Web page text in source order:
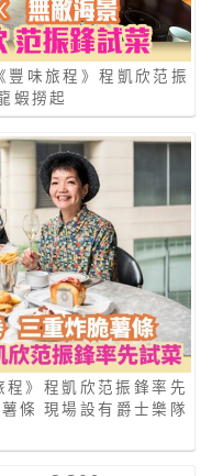
味旅程》程凱欣范振
蝦撈起
》程凱欣范振鋒率先
條 現場設有爵士樂隊